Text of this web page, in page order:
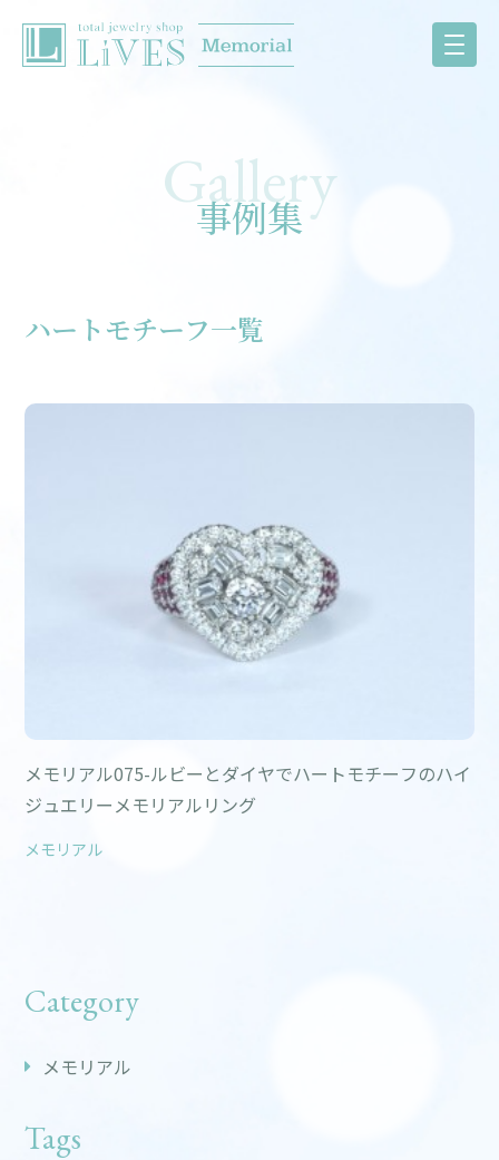
事例集
ハートモチーフ一覧
メモリアル075-ルビーとダイヤでハートモチーフのハイ
ジュエリーメモリアルリング
メモリアル
Category
メモリアル
Tags